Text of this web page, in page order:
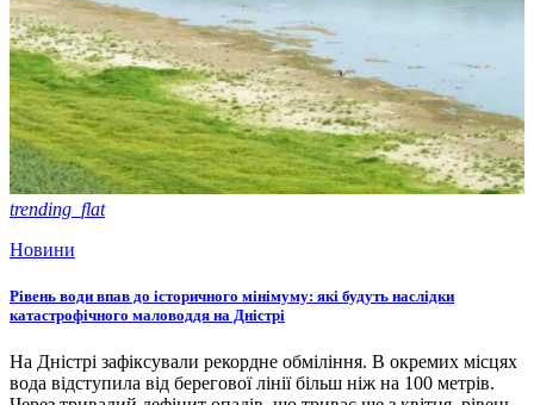
trending_flat
Новини
Рівень води впав до історичного мінімуму: які будуть наслідки
катастрофічного маловоддя на Дністрі
На Дністрі зафіксували рекордне обміління. В окремих місцях
вода відступила від берегової лінії більш ніж на 100 метрів.